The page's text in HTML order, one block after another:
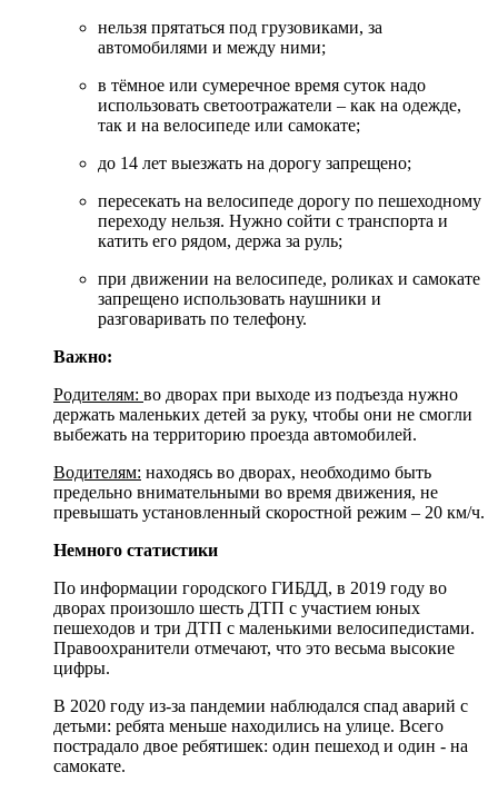
нельзя прятаться под грузовиками, за
автомобилями и между ними;
в тёмное или сумеречное время суток надо
использовать светоотражатели – как на одежде,
так и на велосипеде или самокате;
до 14 лет выезжать на дорогу запрещено;
пересекать на велосипеде дорогу по пешеходному
переходу нельзя. Нужно сойти с транспорта и
катить его рядом, держа за руль;
при движении на велосипеде, роликах и самокате
запрещено использовать наушники и
разговаривать по телефону.
Важно:
Родителям: во дворах при выходе из подъезда нужно
держать маленьких детей за руку, чтобы они не смогли
выбежать на территорию проезда автомобилей.
Водителям: находясь во дворах, необходимо быть
предельно внимательными во время движения, не
превышать установленный скоростной режим – 20 км/ч.
Немного статистики
По информации городского ГИБДД, в 2019 году во
дворах произошло шесть ДТП с участием юных
пешеходов и три ДТП с маленькими велосипедистами.
Правоохранители отмечают, что это весьма высокие
цифры.
В 2020 году из-за пандемии наблюдался спад аварий с
детьми: ребята меньше находились на улице. Всего
пострадало двое ребятишек: один пешеход и один - на
самокате.